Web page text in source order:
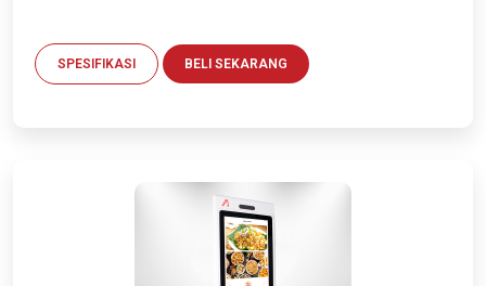
SPESIFIKASI BELI SEKARANG